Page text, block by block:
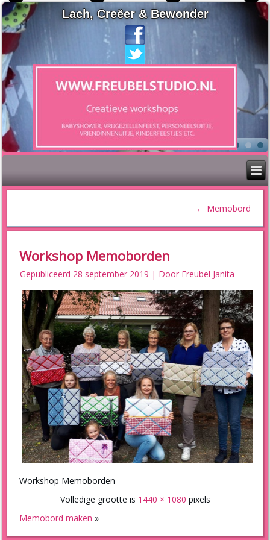
Lach, Creëer & Bewonder
← Memobord
Workshop Memoborden
Gepubliceerd 28 september 2019 | Door Freubel Janita
Workshop Memoborden
Volledige grootte is 1440 × 1080 pixels
Memobord maken »